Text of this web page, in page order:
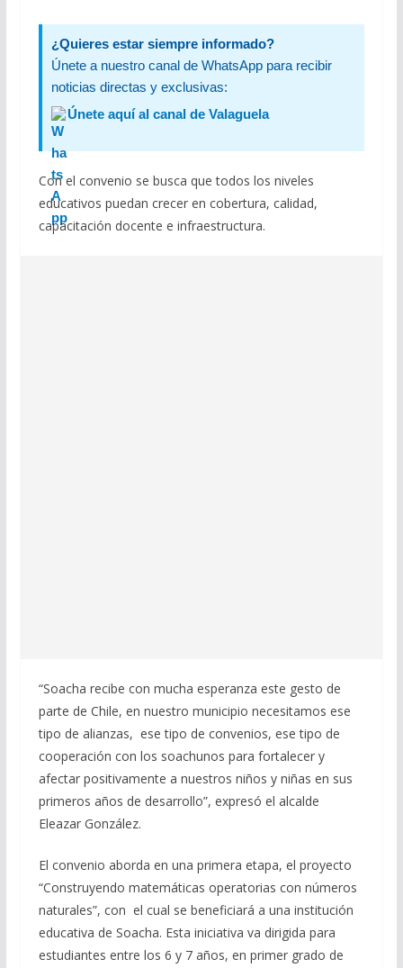
¿Quieres estar siempre informado?
Únete a nuestro canal de WhatsApp para recibir
noticias directas y exclusivas:
Únete aquí al canal de Valaguela
Con el convenio se busca que todos los niveles
educativos puedan crecer en cobertura, calidad,
capacitación docente e infraestructura.
“Soacha recibe con mucha esperanza este gesto de
parte de Chile, en nuestro municipio necesitamos ese
tipo de alianzas, ese tipo de convenios, ese tipo de
cooperación con los soachunos para fortalecer y
afectar positivamente a nuestros niños y niñas en sus
primeros años de desarrollo”, expresó el alcalde
Eleazar González.
El convenio aborda en una primera etapa, el proyecto
“Construyendo matemáticas operatorias con números
naturales”, con el cual se beneficiará a una institución
educativa de Soacha. Esta iniciativa va dirigida para
estudiantes entre los 6 y 7 años, en primer grado de